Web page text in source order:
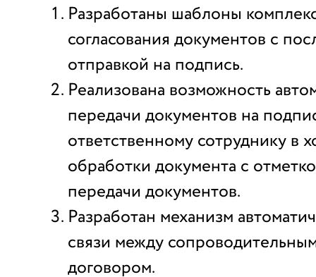
Разработаны шаблоны
согласования документов с
отправкой на подпись.
Реализована возможность
передачи документов на
ответственному сотруднику в
обработки документа с
передачи документов.
Разработан механизм
связи между
договором.